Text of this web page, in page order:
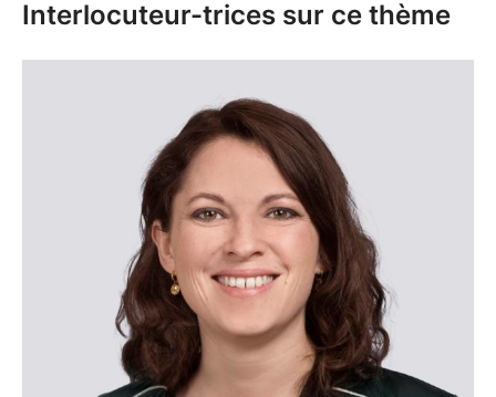
Interlocuteur-trices sur ce thème